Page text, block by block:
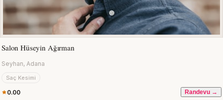
Salon Hüseyin Ağırman
Seyhan, Adana
Saç Kesimi
0.00 Randevu →